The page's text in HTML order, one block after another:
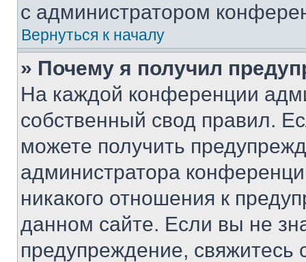
с администратором
Вернуться к началу
» Почему я получил
На каждой конференции
собственный свод правил.
можете получить
администратора
никакого отношения к
данном сайте. Если вы не
предупреждение,